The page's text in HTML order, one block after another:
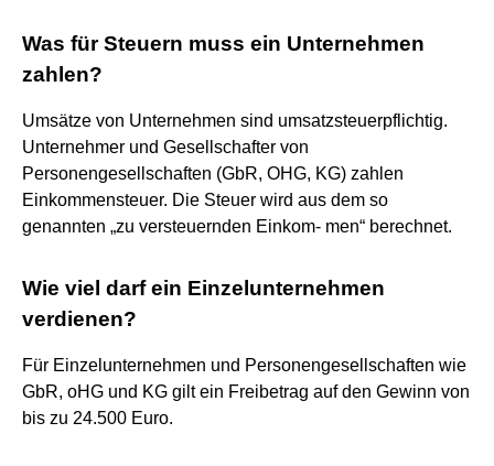
Was für Steuern muss ein Unternehmen
zahlen?
Umsätze von Unternehmen sind umsatzsteuerpflichtig.
Unternehmer und Gesellschafter von
Personengesellschaften (GbR, OHG, KG) zahlen
Einkommensteuer. Die Steuer wird aus dem so
genannten „zu versteuernden Einkom- men“ berechnet.
Wie viel darf ein Einzelunternehmen
verdienen?
Für Einzelunternehmen und Personengesellschaften wie
GbR, oHG und KG gilt ein Freibetrag auf den Gewinn von
bis zu 24.500 Euro.